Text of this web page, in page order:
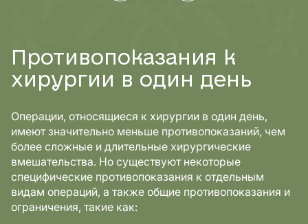
Противопоказания к
хирургии в один день
Операции, относящиеся к хирургии в один день,
имеют значительно меньше противопоказаний, чем
более сложные и длительные хирургические
вмешательства. Но существуют некоторые
специфические противопоказания к отдельным
видам операций, а также общие противопоказания и
ограничения, такие как: